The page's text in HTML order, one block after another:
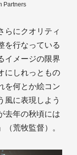
Partners
らにクオリティ
を行なっている
イメージの限界
にしれっともの
を何とか絵コン
風に表現しよう
去年の秋頃には
荒牧監督）。